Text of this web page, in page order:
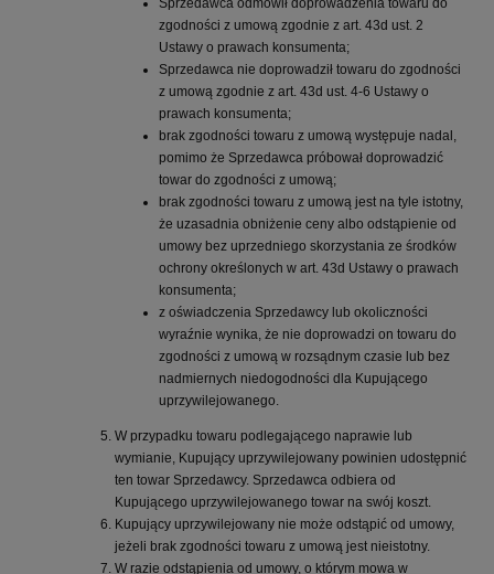
Sprzedawca odmówił doprowadzenia towaru do
zgodności z umową zgodnie z art. 43d ust. 2
Ustawy o prawach konsumenta;
Sprzedawca nie doprowadził towaru do zgodności
z umową zgodnie z art. 43d ust. 4-6 Ustawy o
prawach konsumenta;
brak zgodności towaru z umową występuje nadal,
pomimo że Sprzedawca próbował doprowadzić
towar do zgodności z umową;
brak zgodności towaru z umową jest na tyle istotny,
że uzasadnia obniżenie ceny albo odstąpienie od
umowy bez uprzedniego skorzystania ze środków
ochrony określonych w art. 43d Ustawy o prawach
konsumenta;
z oświadczenia Sprzedawcy lub okoliczności
wyraźnie wynika, że nie doprowadzi on towaru do
zgodności z umową w rozsądnym czasie lub bez
nadmiernych niedogodności dla Kupującego
uprzywilejowanego.
W przypadku towaru podlegającego naprawie lub
wymianie, Kupujący uprzywilejowany powinien udostępnić
ten towar Sprzedawcy. Sprzedawca odbiera od
Kupującego uprzywilejowanego towar na swój koszt.
Kupujący uprzywilejowany nie może odstąpić od umowy,
jeżeli brak zgodności towaru z umową jest nieistotny.
W razie odstąpienia od umowy, o którym mowa w